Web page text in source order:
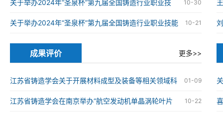
加第九届全国铸造行业职业技能竞赛并获奖 10-30
关于举办2024年“圣泉杯”第九届全国铸造行业职业技
能竞赛的通知 10-21
关于举办2024年“圣泉杯”第九届全国铸造行业职业技能
竞赛的通知
成果评价 更多>>
01-09
江苏省铸造学会关于开展材料成型及装备等相关领域科
技成果评价工作的通知 10-22
江苏省铸造学会在南京举办“航空发动机单晶涡轮叶片